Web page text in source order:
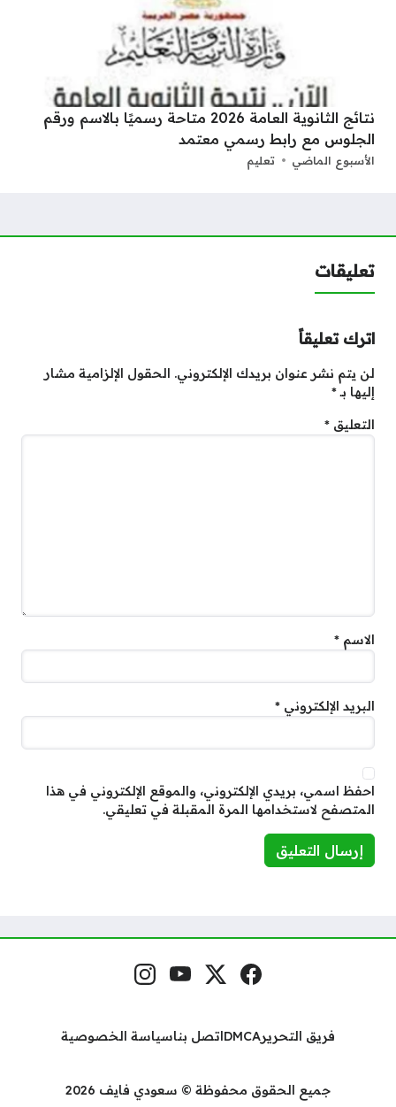
نتائج الثانوية العامة 2026 متاحة رسميًا بالاسم ورقم
الجلوس مع رابط رسمي معتمد
الأسبوع الماضي تعليم
تعليقات
اترك تعليقاً
لن يتم نشر عنوان بريدك الإلكتروني. الحقول الإلزامية مشار
إليها بـ*
التعليق *
الاسم *
البريد الإلكتروني *
احفظ اسمي، بريدي الإلكتروني، والموقع الإلكتروني في هذا
المتصفح لاستخدامها المرة المقبلة في تعليقي.
مواقع التواصل فيسبوكمنصة إكس
يوتيوبإنستغرام
فريق التحريرDMCAاتصل بناسياسة الخصوصية
جميع الحقوق محفوظة © سعودي فايف 2026